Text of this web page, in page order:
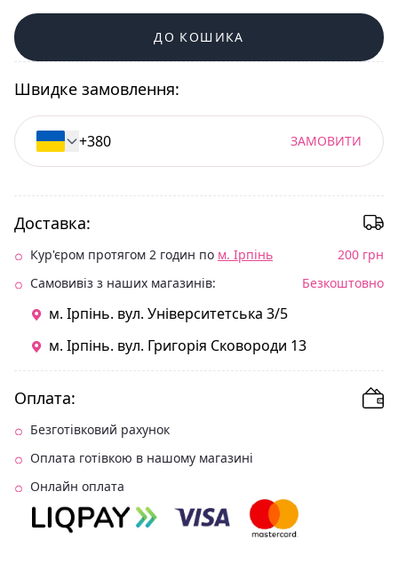
ДО КОШИКА
Швидке замовлення:
ЗАМОВИТИ
Доставка:
Кур'єром протягом 2 годин по м. Ірпінь
200 грн
Самовивіз з наших магазинів:
Безкоштовно
м. Ірпінь. вул. Університетська 3/5
м. Ірпінь. вул. Григорія Сковороди 13
Оплата:
Безготівковий рахунок
Оплата готівкою в нашому магазині
Онлайн оплата